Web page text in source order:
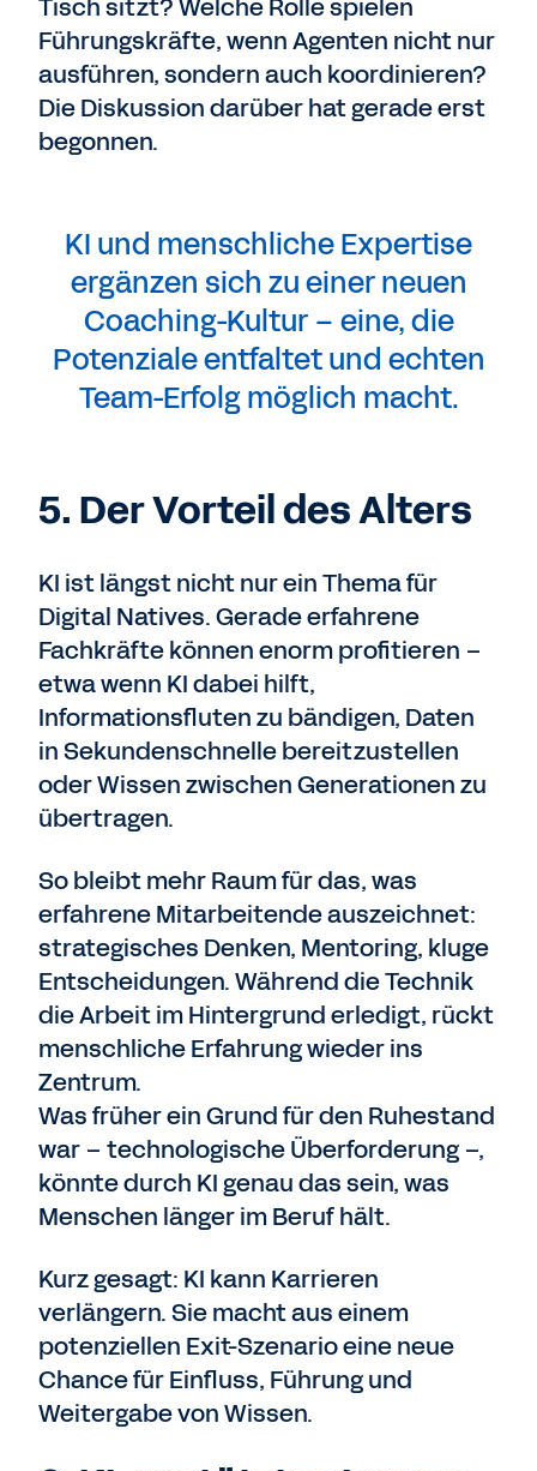
Tisch sitzt? Welche Rolle spielen
Führungskräfte, wenn Agenten nicht nur
ausführen, sondern auch koordinieren?
Die Diskussion darüber hat gerade erst
begonnen.
KI und menschliche Expertise
ergänzen sich zu einer neuen
Coaching-Kultur – eine, die
Potenziale entfaltet und echten
Team-Erfolg möglich macht.
5. Der Vorteil des Alters
KI ist längst nicht nur ein Thema für
Digital Natives. Gerade erfahrene
Fachkräfte können enorm profitieren –
etwa wenn KI dabei hilft,
Informationsfluten zu bändigen, Daten
in Sekundenschnelle bereitzustellen
oder Wissen zwischen Generationen zu
übertragen.
So bleibt mehr Raum für das, was
erfahrene Mitarbeitende auszeichnet:
strategisches Denken, Mentoring, kluge
Entscheidungen. Während die Technik
die Arbeit im Hintergrund erledigt, rückt
menschliche Erfahrung wieder ins
Zentrum.
Was früher ein Grund für den Ruhestand
war – technologische Überforderung –,
könnte durch KI genau das sein, was
Menschen länger im Beruf hält.
Kurz gesagt: KI kann Karrieren
verlängern. Sie macht aus einem
potenziellen Exit-Szenario eine neue
Chance für Einfluss, Führung und
Weitergabe von Wissen.